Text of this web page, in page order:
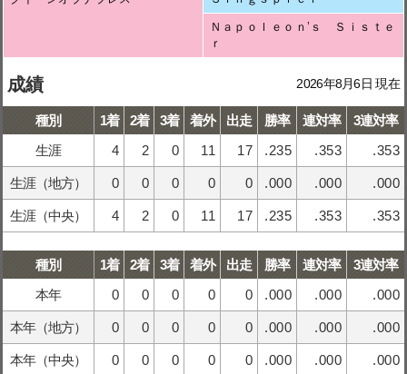
Ｎａｐｏｌｅｏｎ’ｓ Ｓｉｓｔｅ
ｒ
成績 2026年8月6日 現在
種別 1着 2着 3着 着外 出走 勝率 連対率
3連対率
生涯
4 2 0 11 17 .235 .353 .353
生涯（地方） 0 0 0 0 0 .000 .000 .000
生涯（中央） 4 2 0 11 17 .235 .353 .353
種別 1着 2着 3着 着外 出走 勝率 連対率
3連対率
本年
0 0 0 0 0 .000 .000 .000
本年（地方） 0 0 0 0 0 .000 .000 .000
本年（中央） 0 0 0 0 0 .000 .000 .000